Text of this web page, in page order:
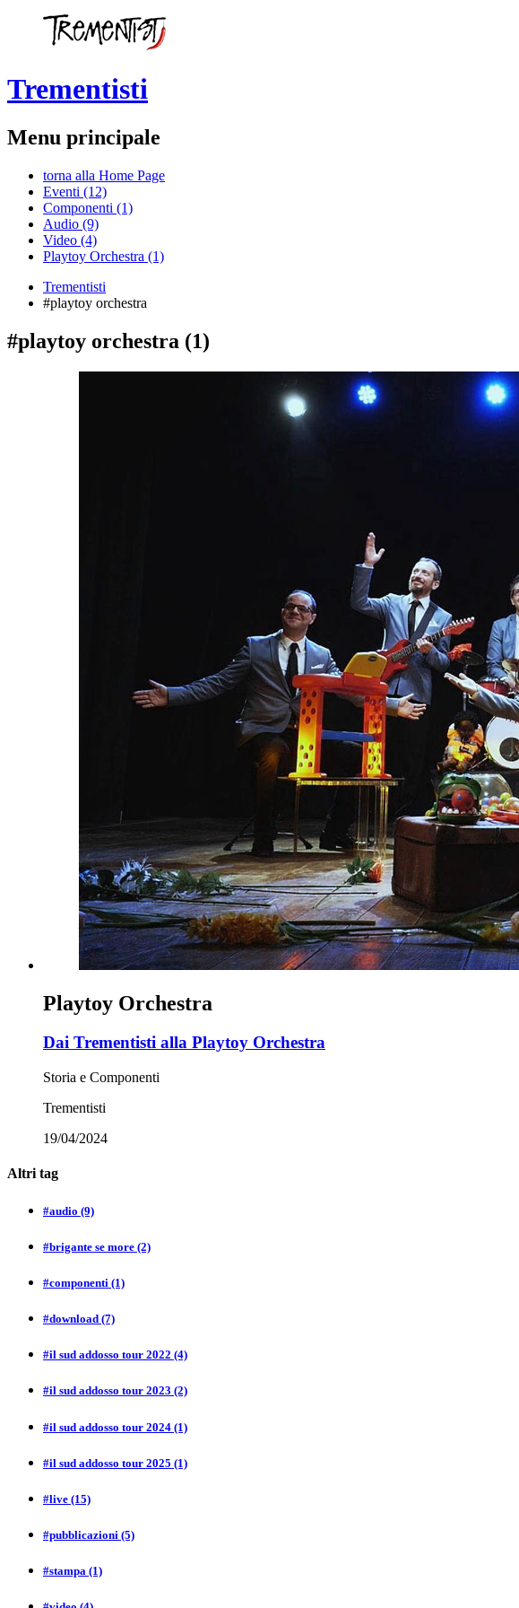
Trementisti
Menu principale
torna alla Home Page
Eventi (12)
Componenti (1)
Audio (9)
Video (4)
Playtoy Orchestra (1)
Trementisti
#playtoy orchestra
#playtoy orchestra (1)
Playtoy Orchestra
Dai Trementisti alla Playtoy Orchestra
Storia e Componenti
Trementisti
19/04/2024
Altri tag
#audio (9)
#brigante se more (2)
#componenti (1)
#download (7)
#il sud addosso tour 2022 (4)
#il sud addosso tour 2023 (2)
#il sud addosso tour 2024 (1)
#il sud addosso tour 2025 (1)
#live (15)
#pubblicazioni (5)
#stampa (1)